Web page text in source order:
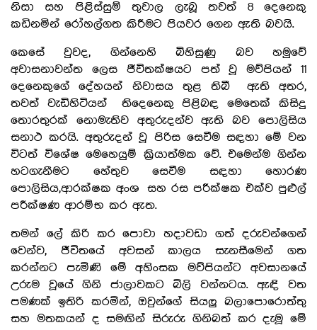
නිසා සහ පිළිස්සුම් තුවාල ලැබූ තවත් 8 දෙනෙකු
කඩිනමින් රෝහල්ගත කිරීමට පියවර ගෙන ඇති බවයි.
කෙසේ වුවද, ගින්නෙහි බිහිසුණු බව හමුවේ
අවාසනාවන්ත ලෙස ජීවිතක්ෂයට පත් වූ මව්පියන් 11
දෙනෙකුගේ දේහයන් නිවාසය තුළ තිබී ඇති අතර,
තවත් වැඩිහිටියන් තිදෙනෙකු පිළිබඳ මෙතෙක් කිසිදු
තොරතුරක් නොමැතිව අතුරුදන්ව ඇති බව පොලිසිය
සනාථ කරයි. අතුරුදන් වූ පිරිස සෙවීම සඳහා මේ වන
විටත් විශේෂ මෙහෙයුම් ක්‍රියාත්මක වේ. එමෙන්ම ගින්න
හටගැනීමට හේතුව සෙවීම සඳහා හොරණ
පොලිසිය,ආරක්ෂක අංශ සහ රස පරීක්ෂක එක්ව පුළුල්
පරීක්ෂණ ආරම්භ කර ඇත.
තමන් ලේ කිරි කර පොවා හදාවඩා ගත් දරුවන්ගෙන්
වෙන්ව, ජීවිතයේ අවසන් කාලය සැනසීමෙන් ගත
කරන්නට පැමිණි මේ අහිංසක මව්පියන්ට අවසානයේ
උරුම වූයේ ගිනි ජාලාවකට බිලි වන්නටය. ඇඳි වත
පමණක් ඉතිරි කරමින්, ඔවුන්ගේ සියලු බලාපොරොත්තු
සහ මතකයන් ද සමඟින් සිරුරු ගිනිබත් කර දැමූ මේ